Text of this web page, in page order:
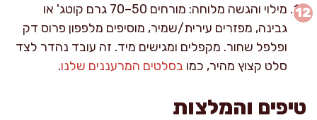
מילוי והגשה מלוחה: מורחים 50–70 גרם קוטג' או
גבינה, מפזרים עירית/שמיר, מוסיפים מלפפון פרוס דק
ופלפל שחור. מקפלים ומגישים מיד. זה עובד נהדר לצד
סלט קצוץ מהיר, כמו בסלטים המרעננים שלנו.
טיפים והמלצות